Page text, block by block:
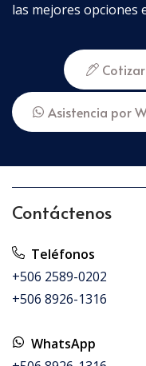
las mejores opciones
Cotizar
Asistencia por
Contáctenos
Teléfonos
+506 2589-0202
+506 8926-1316
WhatsApp